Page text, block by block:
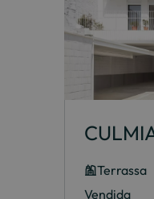
Terrassa
Vendida